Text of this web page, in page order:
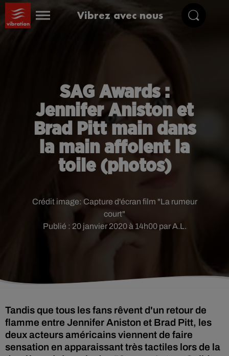
Vibrez avec nous
SAG Awards :
Jennifer Aniston et
Brad Pitt main dans
la main affolent la
toile (photos)
Publié : 20 janvier 2020 à 14h00 par A.L.
Crédit image: Capture d'écran film "La rumeur
court"
Tandis que tous les fans rêvent d'un retour de
flamme entre Jennifer Aniston et Brad Pitt, les
deux acteurs américains viennent de faire
sensation en apparaissant très tactiles lors de la